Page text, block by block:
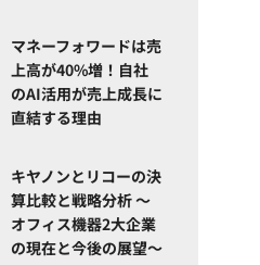
マネーフォワードは売
上高が40%増！自社
のAI活用が売上成長に
直結する理由
キヤノンとリコーの決
算比較と戦略分析 ～
オフィス機器2大企業
の現在と今後の展望～